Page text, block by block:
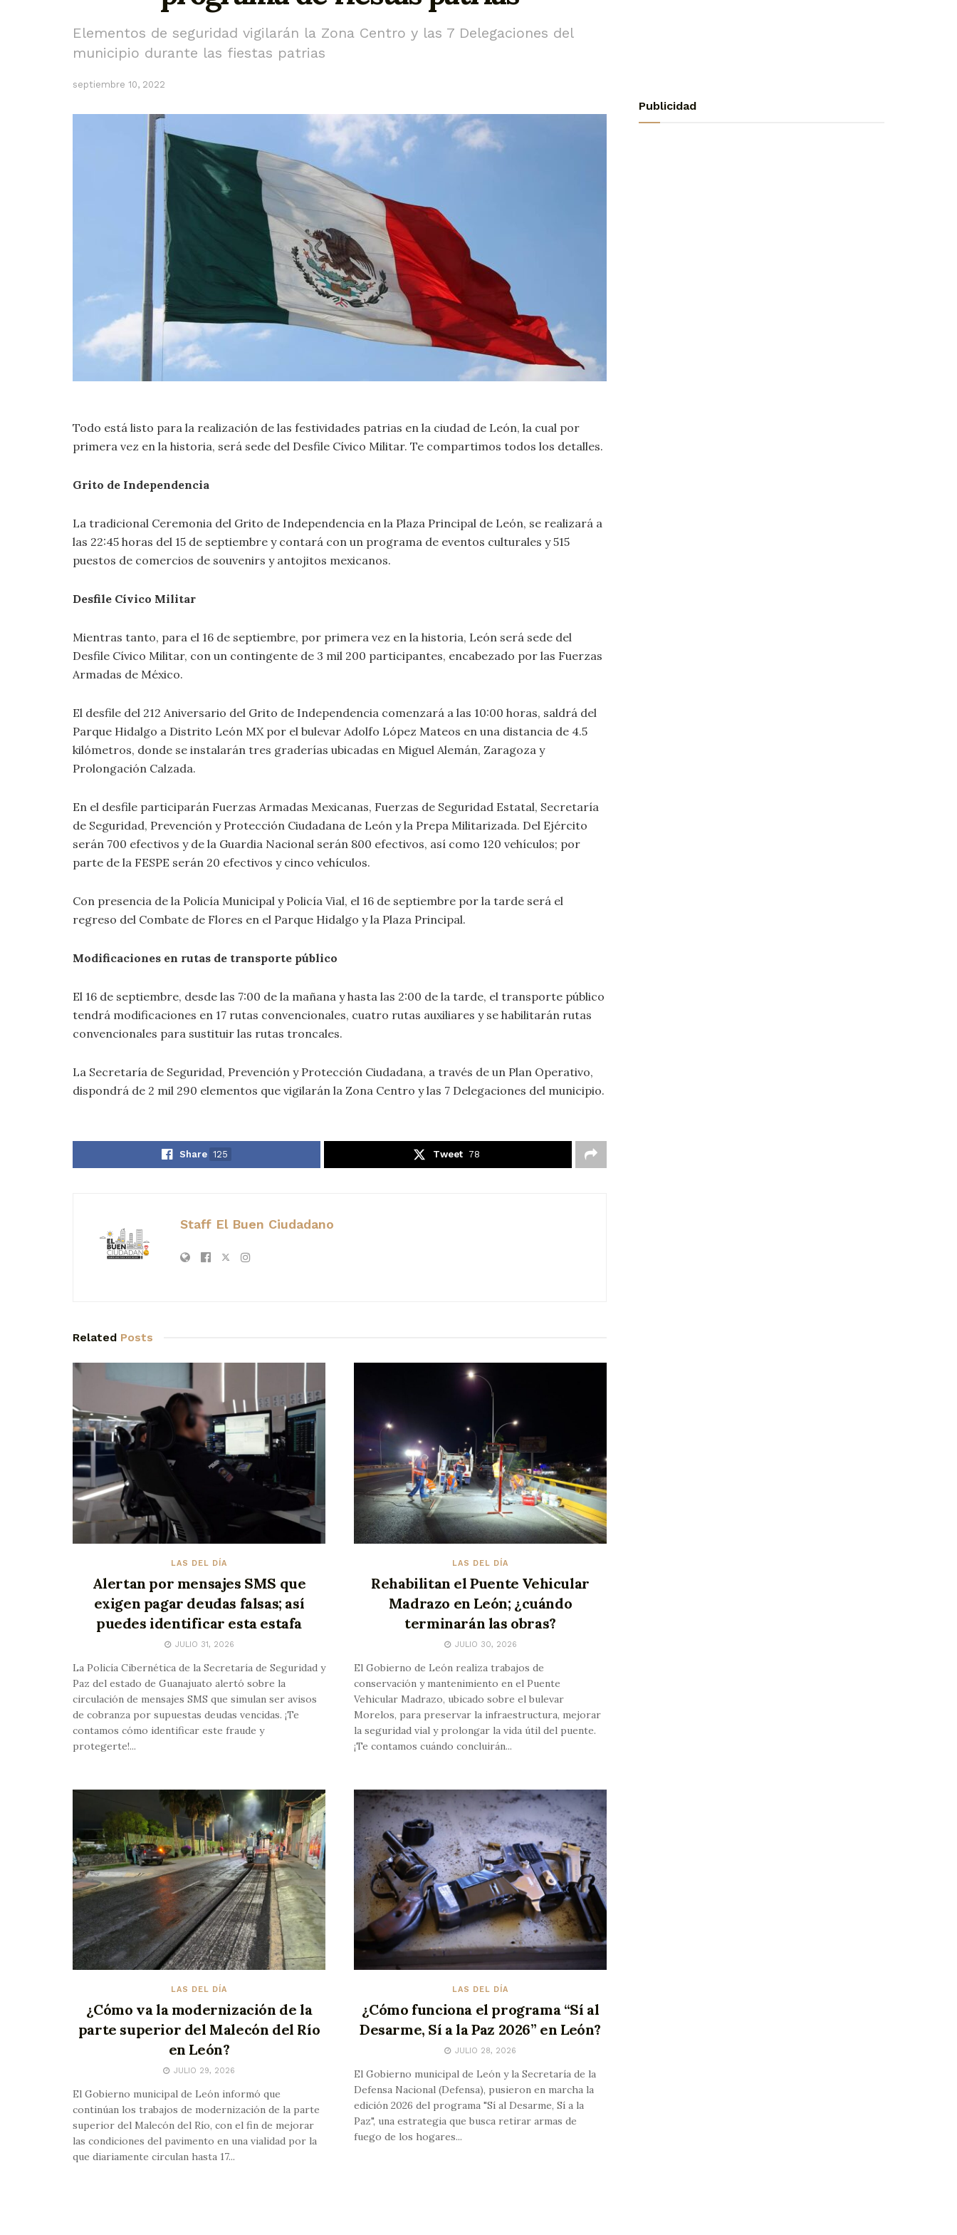
Elementos de seguridad vigilarán la Zona Centro y las 7 Delegaciones del
municipio durante las fiestas patrias
septiembre 10, 2022
Todo está listo para la realización de las festividades patrias en la ciudad de León, la cual por
primera vez en la historia, será sede del Desfile Cívico Militar. Te compartimos todos los detalles.
Grito de Independencia
La tradicional Ceremonia del Grito de Independencia en la Plaza Principal de León, se realizará a
las 22:45 horas del 15 de septiembre y contará con un programa de eventos culturales y 515
puestos de comercios de souvenirs y antojitos mexicanos.
Desfile Cívico Militar
Mientras tanto, para el 16 de septiembre, por primera vez en la historia, León será sede del
Desfile Cívico Militar, con un contingente de 3 mil 200 participantes, encabezado por las Fuerzas
Armadas de México.
El desfile del 212 Aniversario del Grito de Independencia comenzará a las 10:00 horas, saldrá del
Parque Hidalgo a Distrito León MX por el bulevar Adolfo López Mateos en una distancia de 4.5
kilómetros, donde se instalarán tres graderías ubicadas en Miguel Alemán, Zaragoza y
Prolongación Calzada.
En el desfile participarán Fuerzas Armadas Mexicanas, Fuerzas de Seguridad Estatal, Secretaría
de Seguridad, Prevención y Protección Ciudadana de León y la Prepa Militarizada. Del Ejército
serán 700 efectivos y de la Guardia Nacional serán 800 efectivos, así como 120 vehículos; por
parte de la FESPE serán 20 efectivos y cinco vehículos.
Con presencia de la Policía Municipal y Policía Vial, el 16 de septiembre por la tarde será el
regreso del Combate de Flores en el Parque Hidalgo y la Plaza Principal.
Modificaciones en rutas de transporte público
El 16 de septiembre, desde las 7:00 de la mañana y hasta las 2:00 de la tarde, el transporte público
tendrá modificaciones en 17 rutas convencionales, cuatro rutas auxiliares y se habilitarán rutas
convencionales para sustituir las rutas troncales.
La Secretaría de Seguridad, Prevención y Protección Ciudadana, a través de un Plan Operativo,
dispondrá de 2 mil 290 elementos que vigilarán la Zona Centro y las 7 Delegaciones del municipio.
Share 125 Tweet 78
Staff El Buen Ciudadano
Related Posts
LAS DEL DÍA
Alertan por mensajes SMS que
exigen pagar deudas falsas; así
puedes identificar esta estafa
JULIO 31, 2026
La Policía Cibernética de la Secretaría de Seguridad y
Paz del estado de Guanajuato alertó sobre la
circulación de mensajes SMS que simulan ser avisos
de cobranza por supuestas deudas vencidas. ¡Te
contamos cómo identificar este fraude y
protegerte!...
LAS DEL DÍA
Rehabilitan el Puente Vehicular
Madrazo en León; ¿cuándo
terminarán las obras?
JULIO 30, 2026
El Gobierno de León realiza trabajos de
conservación y mantenimiento en el Puente
Vehicular Madrazo, ubicado sobre el bulevar
Morelos, para preservar la infraestructura, mejorar
la seguridad vial y prolongar la vida útil del puente.
¡Te contamos cuándo concluirán...
LAS DEL DÍA
¿Cómo va la modernización de la
parte superior del Malecón del Río
en León?
JULIO 29, 2026
El Gobierno municipal de León informó que
continúan los trabajos de modernización de la parte
superior del Malecón del Río, con el fin de mejorar
las condiciones del pavimento en una vialidad por la
que diariamente circulan hasta 17...
LAS DEL DÍA
¿Cómo funciona el programa “Sí al
Desarme, Sí a la Paz 2026” en León?
JULIO 28, 2026
El Gobierno municipal de León y la Secretaría de la
Defensa Nacional (Defensa), pusieron en marcha la
edición 2026 del programa "Sí al Desarme, Sí a la
Paz", una estrategia que busca retirar armas de
fuego de los hogares...
Publicidad